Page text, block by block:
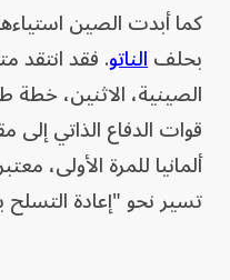
كما أبدت الصين
بحلفالناتو. فقد انتقد
الصينية، الاثنين، خطة
قوات الدفاع الذاتي إلى
ألمانيا للمرة الأولى،
تسير نحو "إعادة